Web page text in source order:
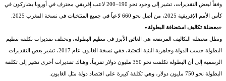
وفقاً لبعض التقديرات، تشير إلى وجود نحو 190–200 لاعب إفريقي محترف في أوروبا يشاركون في
كأس الأمم الإفريقية 2025، من أصل نحو 660 لاعباً في جميع المنتخبات في نسخة المغرب 2025.
«معضلة تكاليف استضافة البطولة»
وتظل معضلة التكاليف المرتفعة هي العائق الأبرز في تنظيم البطولة، وتختلف تقديرات تكلفة تنظيم
البطولة حسب الدولة وجاهزية البنية التحتية، ففي نسخة الغابون عام 2017، تشير بعض التقديرات
الرسمية إلى أن البطولة تكلفت نحو 350 مليون دولار تقريباً، وهناك تقديرات أخرى تشير إلى تكلفة
البطولة نحو 750 مليون دولار، وهي تكلفة كبيرة على اقتصاد دولة مثل الغابون.